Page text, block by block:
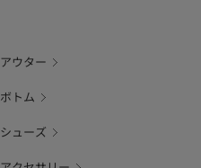
アウター
ボトム
シューズ